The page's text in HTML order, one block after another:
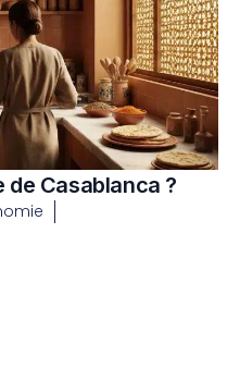
de Casablanca ?